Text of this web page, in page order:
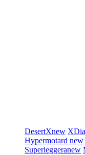
DesertXnew
Hypermotard new
Superleggeranew